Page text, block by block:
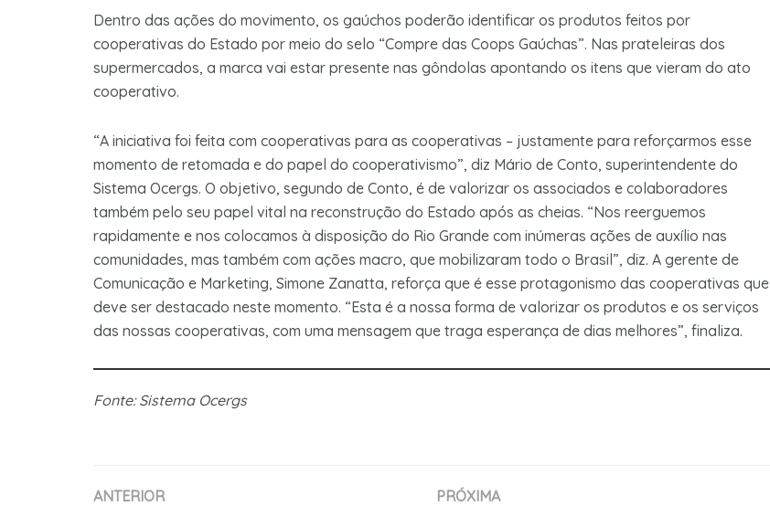
Dentro das ações do movimento, os gaúchos poderão identificar os produtos feitos por
cooperativas do Estado por meio do selo “Compre das Coops Gaúchas”. Nas prateleiras dos
supermercados, a marca vai estar presente nas gôndolas apontando os itens que vieram do ato
cooperativo.
“A iniciativa foi feita com cooperativas para as cooperativas – justamente para reforçarmos esse
momento de retomada e do papel do cooperativismo”, diz Mário de Conto, superintendente do
Sistema Ocergs. O objetivo, segundo de Conto, é de valorizar os associados e colaboradores
também pelo seu papel vital na reconstrução do Estado após as cheias. “Nos reerguemos
rapidamente e nos colocamos à disposição do Rio Grande com inúmeras ações de auxílio nas
comunidades, mas também com ações macro, que mobilizaram todo o Brasil”, diz. A gerente de
Comunicação e Marketing, Simone Zanatta, reforça que é esse protagonismo das cooperativas que
deve ser destacado neste momento. “Esta é a nossa forma de valorizar os produtos e os serviços
das nossas cooperativas, com uma mensagem que traga esperança de dias melhores”, finaliza.
Fonte: Sistema Ocergs
ANTERIOR
PRÓXIMA